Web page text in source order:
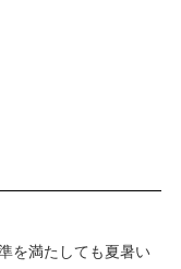
を満たしても夏暑い